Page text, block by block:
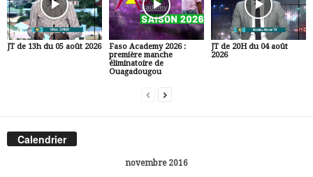
JT de 13h du 05 août 2026
Faso Academy 2026 :
première manche
éliminatoire de
Ouagadougou
JT de 20H du 04 août
2026
Calendrier
novembre 2016